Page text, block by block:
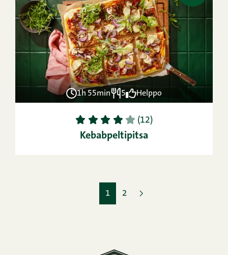
1h 55min 5 Helppo
1 2 3 4 5 (12)
Kebabpeltipitsa
1 2